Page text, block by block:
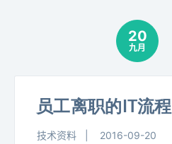
20
九月
员工离职的IT流程
技术资料 2016-09-20